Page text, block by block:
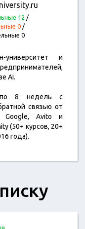
12 /
0/
0
и
AI.
8 недель с
связью от
Google, Avito и
(50+ курсов, 20+
года).